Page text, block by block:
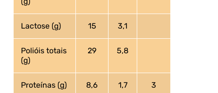
Lactose (g) 15 3,1
Polióis totais
(g)
29 5,8
Proteínas (g) 8,6 1,7 3